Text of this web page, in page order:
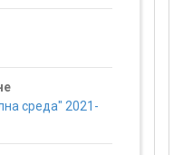
среда" 2021-